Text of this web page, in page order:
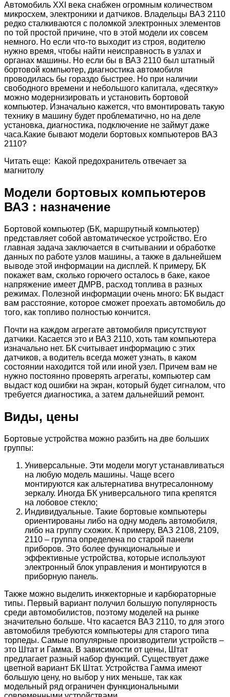
Автомобиль XXI века снабжен огромным количеством
микросхем, электроники и датчиков. Владельцы ВАЗ 2110
редко сталкиваются с поломкой электронных элементов
по той простой причине, что в этой модели их совсем
немного. Но если что-то выходит из строя, водителю
нужно время, чтобы найти неисправность в узлах и
органах машины. Но если бы в ВАЗ 2110 был штатный
бортовой компьютер, диагностика автомобиля
проводилась бы гораздо быстрее. Но при наличии
свободного времени и небольшого капитала, «десятку»
можно модернизировать и установить бортовой
компьютер. Изначально кажется, что вмонтировать такую
технику в машину будет проблематично, но на деле
установка, диагностика, подключение не займут даже
часа.Какие бывают модели бортовых компьютеров ВАЗ
2110?
Читать еще: Какой предохранитель отвечает за
магнитолу
Модели бортовых компьютеров
ВАЗ : назначение
Бортовой компьютер (БК, маршрутный компьютер)
представляет собой автоматическое устройство. Его
главная задача заключается в считывании и обработке
данных по работе узлов машины, а также в дальнейшем
выводе этой информации на дисплей. К примеру, БК
покажет вам, сколько горючего осталось в баке, какое
напряжение имеет ДМРВ, расход топлива в разных
режимах. Полезной информации очень много: БК выдаст
вам расстояние, которое сможет проехать автомобиль до
того, как топливо полностью кончится.
Почти на каждом агрегате автомобиля присутствуют
датчики. Касается это и ВАЗ 2110, хоть там компьютера
изначально нет. БК считывает информацию с этих
датчиков, а водитель всегда может узнать, в каком
состоянии находится той или иной узел. Причем вам не
нужно постоянно проверять агрегаты, компьютер сам
выдаст код ошибки на экран, который будет сигналом, что
требуется диагностика, а затем дальнейший ремонт.
Виды, цены
Бортовые устройства можно разбить на две больших
группы:
Универсальные. Эти модели могут устанавливаться
на любую модель машины. Чаще всего
монтируются как альтернатива внутресалонному
зеркалу. Иногда БК универсального типа крепятся
на лобовое стекло;
Индивидуальные. Такие бортовые компьютеры
ориентированы либо на одну модель автомобиля,
либо на группу схожих. К примеру, ВАЗ 2108, 2109,
2110 – группа определена по старой панели
приборов. Это более функциональные и
эффективные устройства, которые используют
электронный блок управления и монтируются в
приборную панель.
Также можно выделить инжекторные и карбюраторные
типы. Первый вариант получил большую популярность
среди автомобилистов, поэтому моделей на рынке
значительно больше. Что касается ВАЗ 2110, то для этого
автомобиля требуются компьютеры для старого типа
торпеды. Самые популярные производители устройств –
это Штат и Гамма. В зависимости от цены, Штат
предлагает разный набор функций. Существует даже
цветной вариант БК Штат. Устройства Гамма имеют
большую цену, но выбор у них меньше, так как
модельный ряд ограничен функциональными